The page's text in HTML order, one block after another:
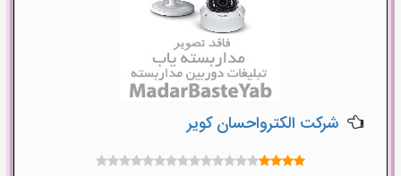
شرکت الکترواحسان کویر